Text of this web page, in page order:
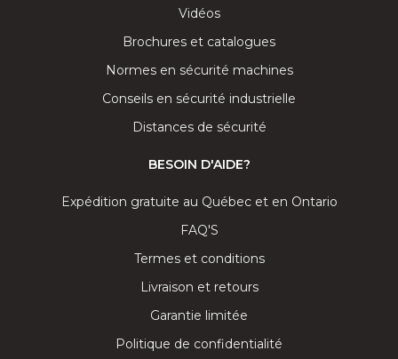
Vidéos
Brochures et catalogues
Normes en sécurité machines
Conseils en sécurité industrielle
Distances de sécurité
BESOIN D'AIDE?
Expédition gratuite au Québec et en Ontario
FAQ'S
Termes et conditions
Livraison et retours
Garantie limitée
Politique de confidentialité